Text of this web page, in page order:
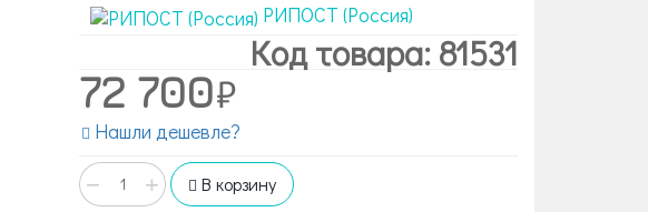
РИПОСТ (Россия)
Код товара: 81531
72 700
Нашли дешевле?
− + В корзину